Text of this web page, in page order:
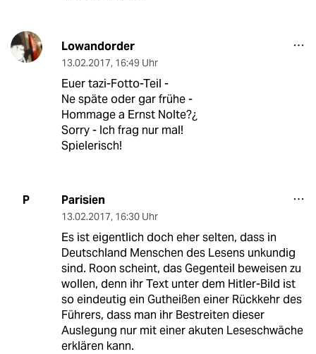
Lowandorder
13.02.2017, 16:49 Uhr
Euer tazi-Fotto-Teil -
Ne späte oder gar frühe -
Hommage a Ernst Nolte?¿
Sorry - Ich frag nur mal!
Spielerisch!
P Parisien
13.02.2017, 16:30 Uhr
Es ist eigentlich doch eher selten, dass in
Deutschland Menschen des Lesens unkundig
sind. Roon scheint, das Gegenteil beweisen zu
wollen, denn ihr Text unter dem Hitler-Bild ist
so eindeutig ein Gutheißen einer Rückkehr des
Führers, dass man ihr Bestreiten dieser
Auslegung nur mit einer akuten Leseschwäche
erklären kann.